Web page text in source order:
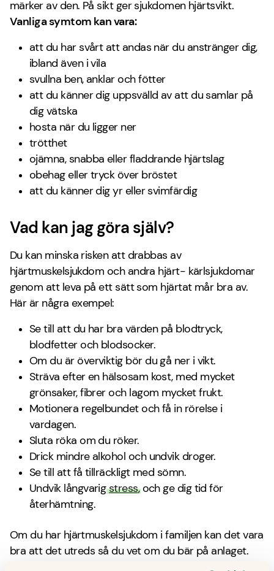
märker av den. På sikt ger sjukdomen hjärtsvikt.
Vanliga symtom kan vara:
att du har svårt att andas när du anstränger dig,
ibland även i vila
svullna ben, anklar och fötter
att du känner dig uppsvälld av att du samlar på
dig vätska
hosta när du ligger ner
trötthet
ojämna, snabba eller fladdrande hjärtslag
obehag eller tryck över bröstet
att du känner dig yr eller svimfärdig
Vad kan jag göra själv?
Du kan minska risken att drabbas av
hjärtmuskelsjukdom och andra hjärt- kärlsjukdomar
genom att leva på ett sätt som hjärtat mår bra av.
Här är några exempel:
Se till att du har bra värden på blodtryck,
blodfetter och blodsocker.
Om du är överviktig bör du gå ner i vikt.
Sträva efter en hälsosam kost, med mycket
grönsaker, fibrer och lagom mycket frukt.
Motionera regelbundet och få in rörelse i
vardagen.
Sluta röka om du röker.
Drick mindre alkohol och undvik droger.
Se till att få tillräckligt med sömn.
Undvik långvarigstress, och ge dig tid för
återhämtning.
Om du har hjärtmuskelsjukdom i familjen kan det vara
bra att det utreds så du vet om du bär på anlaget.
Det kan göra det lättare att få rätt behandling om du